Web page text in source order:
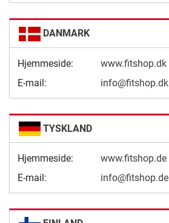
DANMARK
Hjemmeside:
www.fitshop.dk
E-mail:
info@fitshop.dk
TYSKLAND
Hjemmeside:
www.fitshop.de
E-mail:
info@fitshop.de